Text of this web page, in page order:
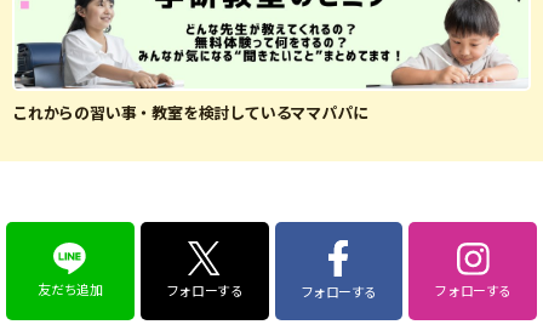
これからの習い事・教室を検討しているママパパに
友だち追加 フォローする フォローする フォローする